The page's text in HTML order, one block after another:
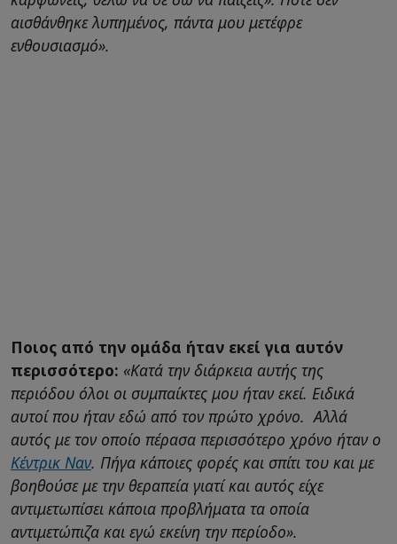
αισθάνθηκε λυπημένος, πάντα μου μετέφρε
ενθουσιασμό».
Ποιος από την ομάδα ήταν εκεί για αυτόν
περισσότερο: «Κατά την διάρκεια αυτής της
περιόδου όλοι οι συμπαίκτες μου ήταν εκεί. Ειδικά
αυτοί που ήταν εδώ από τον πρώτο χρόνο. Αλλά
αυτός με τον οποίο πέρασα περισσότερο χρόνο ήταν ο
Κέντρικ Ναν. Πήγα κάποιες φορές και σπίτι του και με
βοηθούσε με την θεραπεία γιατί και αυτός είχε
αντιμετωπίσει κάποια προβλήματα τα οποία
αντιμετώπιζα και εγώ εκείνη την περίοδο».